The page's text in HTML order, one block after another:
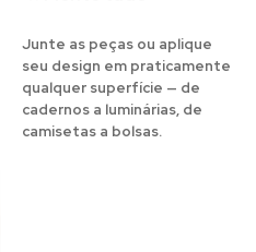
Junte as peças ou aplique
seu design em praticamente
qualquer superfície — de
cadernos a luminárias, de
camisetas a bolsas.